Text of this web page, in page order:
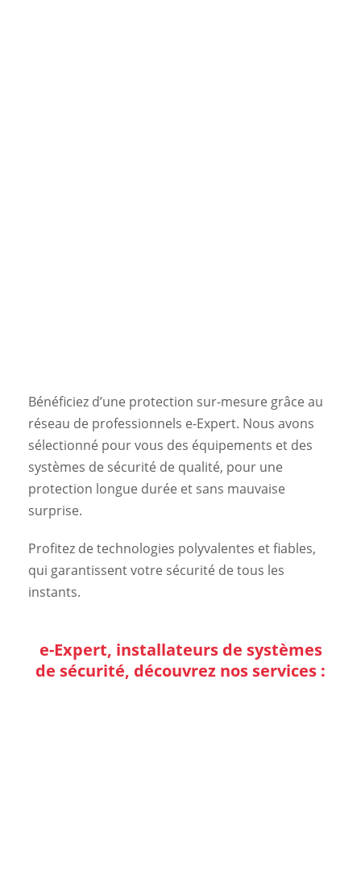
Bénéficiez d’une protection sur-mesure grâce au
réseau de professionnels e-Expert. Nous avons
sélectionné pour vous des équipements et des
systèmes de sécurité de qualité, pour une
protection longue durée et sans mauvaise
surprise.
Profitez de technologies polyvalentes et fiables,
qui garantissent votre sécurité de tous les
instants.
e-Expert, installateurs de systèmes
de sécurité, découvrez nos services :